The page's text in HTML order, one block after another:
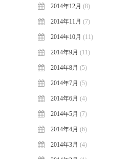
2014年12月 (8)
2014年11月 (7)
2014年10月 (11)
2014年9月 (11)
2014年8月 (5)
2014年7月 (5)
2014年6月 (4)
2014年5月 (7)
2014年4月 (6)
2014年3月 (4)